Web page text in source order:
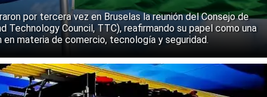
por tercera vez en Bruselas la reunión del Consejo de
Technology Council, TTC), reafirmando su papel como una
materia de comercio, tecnología y seguridad.